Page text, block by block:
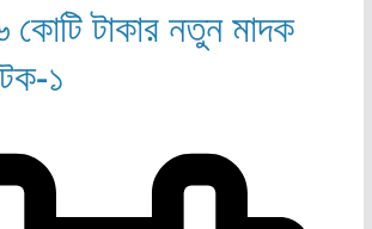
কোটি টাকার নতুন মাদক
১